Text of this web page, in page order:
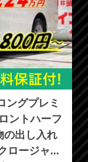
グプレミ
ントハーフ
の出し入れ
ロージャ...